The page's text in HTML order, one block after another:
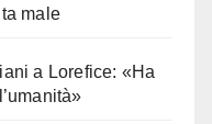
male
a Lorefice: «Ha